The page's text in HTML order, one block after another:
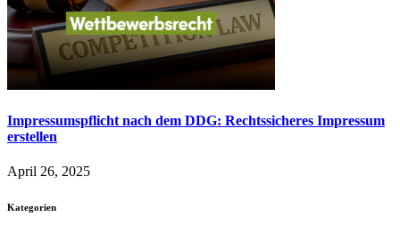
Impressumspflicht nach dem DDG: Rechtssicheres Impressum
erstellen
April 26, 2025
Kategorien